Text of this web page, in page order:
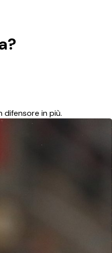
difensore in più.